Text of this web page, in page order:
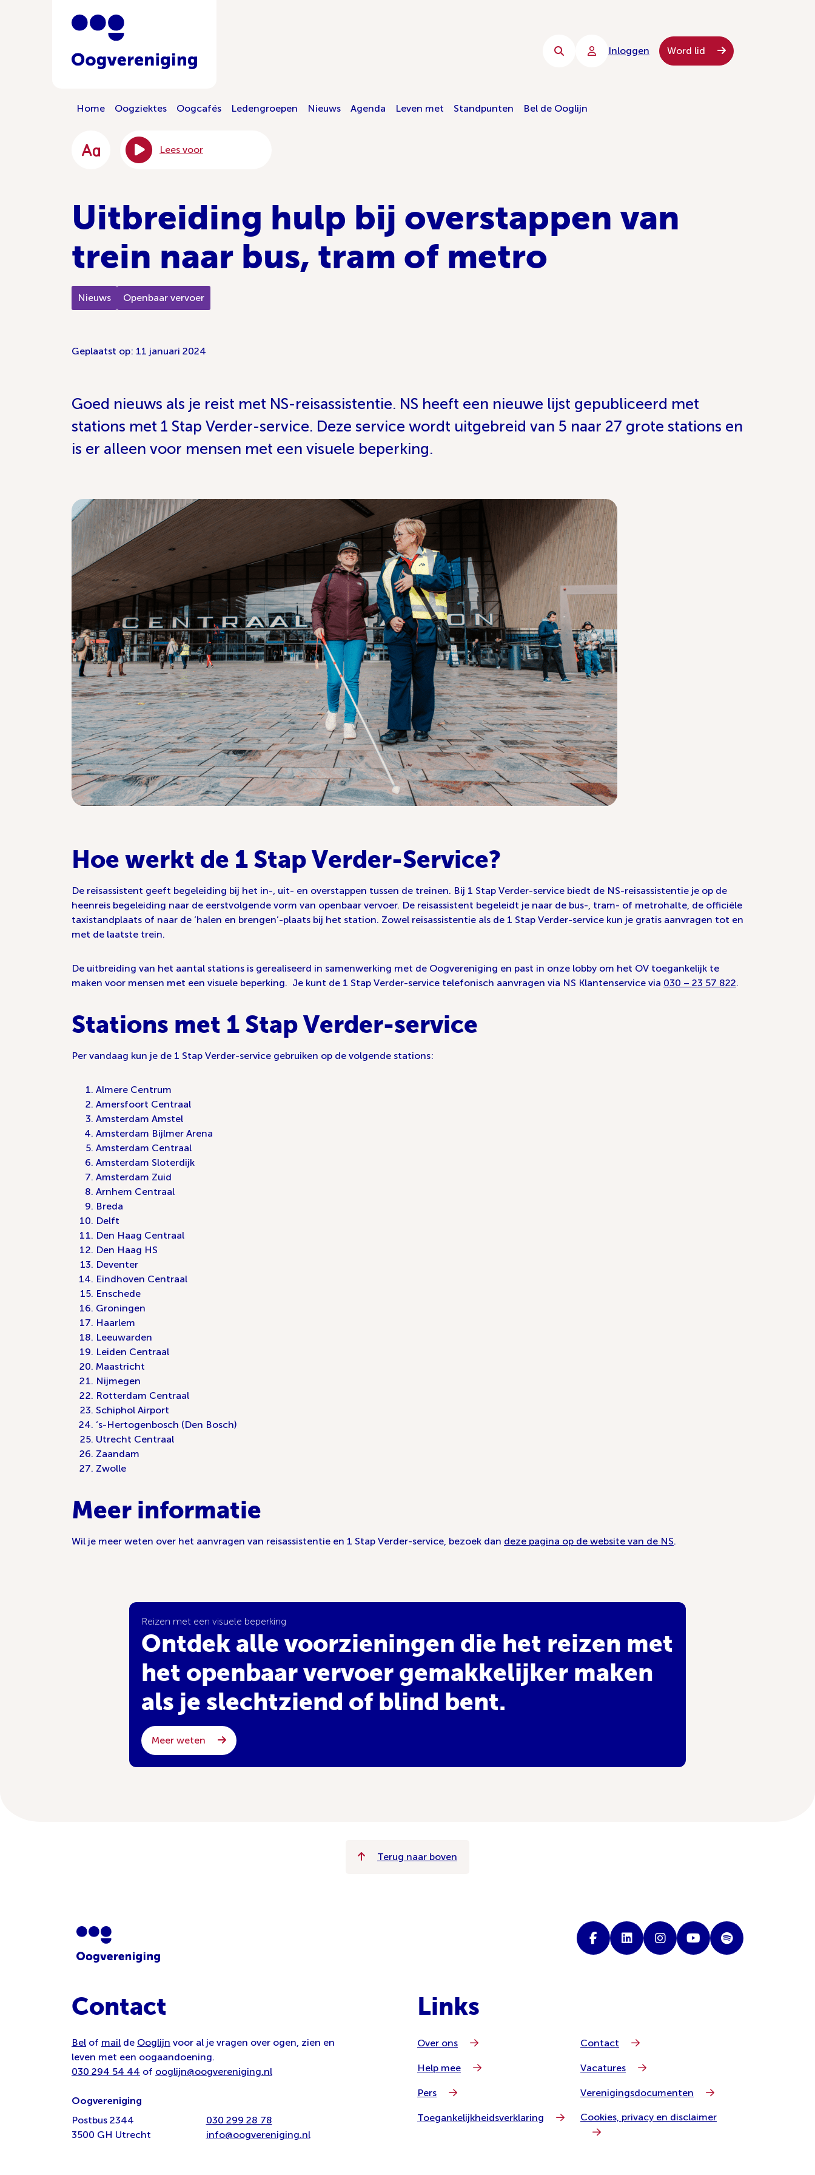
Inloggen Word lid
Home Oogziektes Oogcafés Ledengroepen Nieuws Agenda Leven met Standpunten Bel de Ooglijn
Lees voor
Uitbreiding hulp bij overstappen van
trein naar bus, tram of metro
Nieuws Openbaar vervoer
Geplaatst op: 11 januari 2024
Goed nieuws als je reist met NS-reisassistentie. NS heeft een nieuwe lijst gepubliceerd met
stations met 1 Stap Verder-service. Deze service wordt uitgebreid van 5 naar 27 grote stations en
is er alleen voor mensen met een visuele beperking.
Hoe werkt de 1 Stap Verder-Service?
De reisassistent geeft begeleiding bij het in-, uit- en overstappen tussen de treinen. Bij 1 Stap Verder-service biedt de NS-reisassistentie je op de
heenreis begeleiding naar de eerstvolgende vorm van openbaar vervoer. De reisassistent begeleidt je naar de bus-, tram- of metrohalte, de officiële
taxistandplaats of naar de ‘halen en brengen’-plaats bij het station. Zowel reisassistentie als de 1 Stap Verder-service kun je gratis aanvragen tot en
met de laatste trein.
De uitbreiding van het aantal stations is gerealiseerd in samenwerking met de Oogvereniging en past in onze lobby om het OV toegankelijk te
maken voor mensen met een visuele beperking. Je kunt de 1 Stap Verder-service telefonisch aanvragen via NS Klantenservice via 030 – 23 57 822.
Stations met 1 Stap Verder-service
Per vandaag kun je de 1 Stap Verder-service gebruiken op de volgende stations:
Almere Centrum
Amersfoort Centraal
Amsterdam Amstel
Amsterdam Bijlmer Arena
Amsterdam Centraal
Amsterdam Sloterdijk
Amsterdam Zuid
Arnhem Centraal
Breda
Delft
Den Haag Centraal
Den Haag HS
Deventer
Eindhoven Centraal
Enschede
Groningen
Haarlem
Leeuwarden
Leiden Centraal
Maastricht
Nijmegen
Rotterdam Centraal
Schiphol Airport
‘s-Hertogenbosch (Den Bosch)
Utrecht Centraal
Zaandam
Zwolle
Meer informatie
Wil je meer weten over het aanvragen van reisassistentie en 1 Stap Verder-service, bezoek dan deze pagina op de website van de NS.
Reizen met een visuele beperking
Ontdek alle voorzieningen die het reizen met
het openbaar vervoer gemakkelijker maken
als je slechtziend of blind bent.
Meer weten
Terug naar boven
Contact
Bel of mail de Ooglijn voor al je vragen over ogen, zien en
leven met een oogaandoening.
030 294 54 44 of ooglijn@oogvereniging.nl
Oogvereniging
Postbus 2344
3500 GH Utrecht
030 299 28 78
info@oogvereniging.nl
Links
Over ons Contact
Help mee Vacatures
Pers Verenigingsdocumenten
Toegankelijkheidsverklaring Cookies, privacy en disclaimer